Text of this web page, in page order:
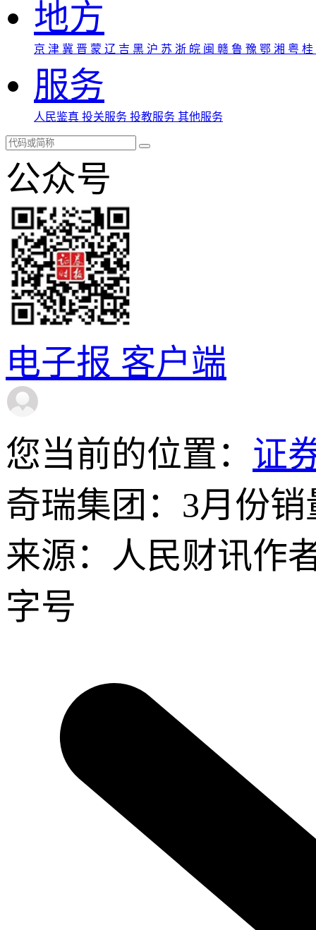
地方
京 津 冀 晋 蒙 辽 吉 黑 沪 苏 浙 皖 闽 赣 鲁 豫 鄂 湘 粤 桂
服务
人民鉴真 投关服务 投教服务 其他服务
公众号
电子报 客户端
您当前的位置： 证
奇瑞集团：3月份销
来源：人民财讯作
字号